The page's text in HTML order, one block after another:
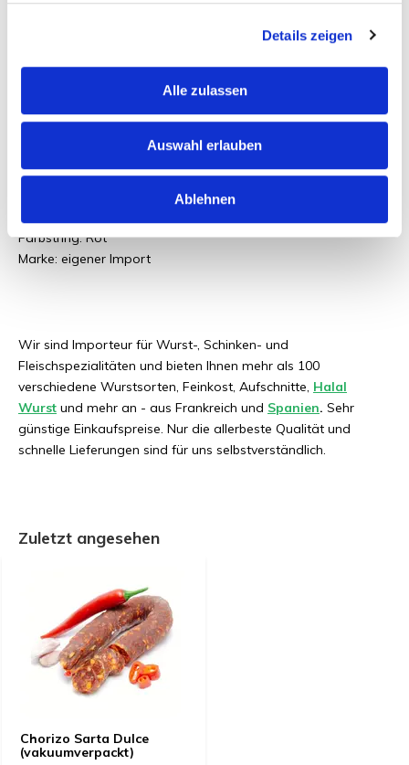
Details zeigen
Alle zulassen
Auswahl erlauben
Ablehnen
Haltbarkeit der Trockenwürste:
am besten im Kühlschrank bei einer Temperatur von 4 Grad
auf. So bleibt die französische Saucisson schön saftig.
Andere Informationen:
Herkunftsland: Spanien
Farbstring: Rot
Marke: eigener Import
Wir sind Importeur für Wurst-, Schinken- und
Fleischspezialitäten und bieten Ihnen mehr als 100
verschiedene Wurstsorten, Feinkost, Aufschnitte, Halal
Wurst und mehr an - aus Frankreich und Spanien. Sehr
günstige Einkaufspreise. Nur die allerbeste Qualität und
schnelle Lieferungen sind für uns selbstverständlich.
Zuletzt angesehen
Chorizo Sarta Dulce
(vakuumverpackt)